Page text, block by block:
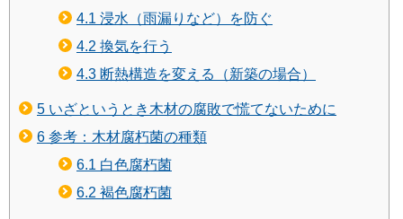
4.1 浸水（雨漏りなど）を防ぐ
4.2 換気を行う
4.3 断熱構造を変える（新築の場合）
5 いざというとき木材の腐敗で慌てないために
6 参考：木材腐朽菌の種類
6.1 白色腐朽菌
6.2 褐色腐朽菌